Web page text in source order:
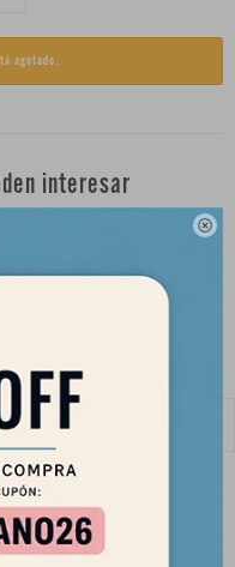

agotado.
interesar
Quilla Freelife Hex 7"
USD 82,00